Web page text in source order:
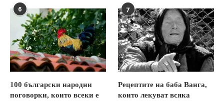
6
100 български народни
поговорки, които всеки е
7
Рецептите на баба Ванга,
които лекуват всяка